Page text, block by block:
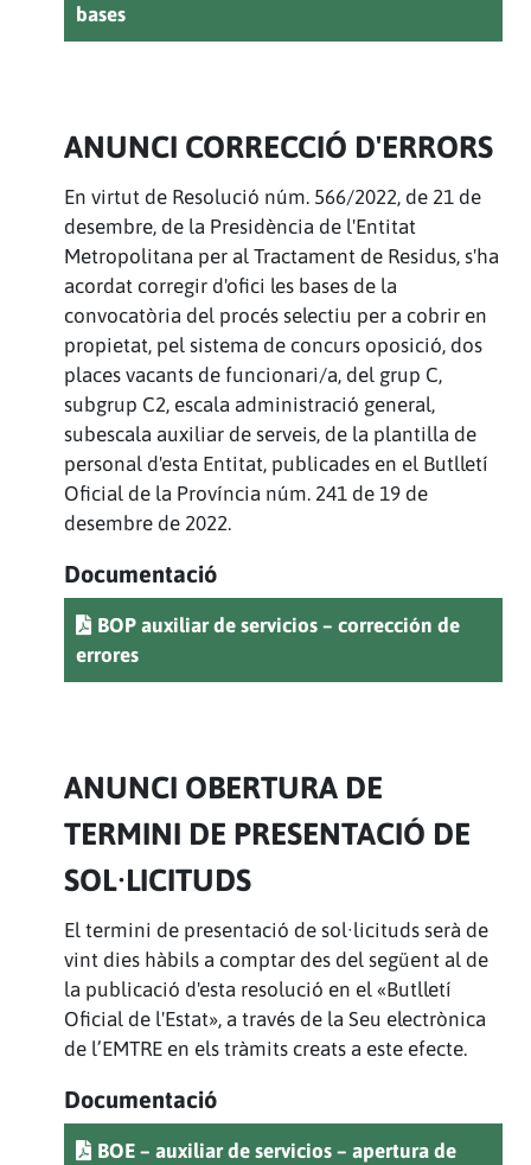
bases
ANUNCI CORRECCIÓ D'ERRORS
En virtut de Resolució núm. 566/2022, de 21 de
desembre, de la Presidència de l'Entitat
Metropolitana per al Tractament de Residus, s'ha
acordat corregir d'ofici les bases de la
convocatòria del procés selectiu per a cobrir en
propietat, pel sistema de concurs oposició, dos
places vacants de funcionari/a, del grup C,
subgrup C2, escala administració general,
subescala auxiliar de serveis, de la plantilla de
personal d'esta Entitat, publicades en el Butlletí
Oficial de la Província núm. 241 de 19 de
desembre de 2022.
Documentació
BOP auxiliar de servicios – corrección de
errores
ANUNCI OBERTURA DE
TERMINI DE PRESENTACIÓ DE
SOL·LICITUDS
El termini de presentació de sol·licituds serà de
vint dies hàbils a comptar des del següent al de
la publicació d'esta resolució en el «Butlletí
Oficial de l'Estat», a través de la Seu electrònica
de l’EMTRE en els tràmits creats a este efecte.
Documentació
BOE – auxiliar de servicios – apertura de